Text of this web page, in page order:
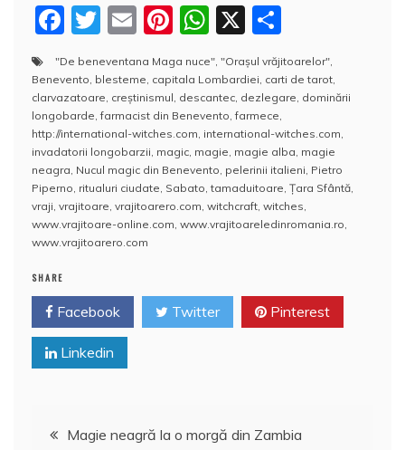
F
a
c
e
b
o
o
k
T
itt
er
E
m
ai
l
Pi
er
e
st
W
h
at
s
A
p
p
X
a
rt
aj
e
a
z
ă
"De beneventana Maga nuce" "Oraşul vrăjitoarelor"
Benevento blesteme capitala Lombardiei carti de tarot
clarvazatoare creştinismul descantec dezlegare dominării
longobarde ,farmacist din Benevento ,farmece
http://international-witches.com international-witches.com
invadatorii longobarzii magic magie magie alba magie
neagra Nucul magic din Benevento pelerinii italieni Pietro
Piperno ritualuri ciudate Sabato ,tamaduitoare Ţara Sfântă
vraji vrajitoare vrajitoarero.com witchcraft witches
www.vrajitoare-online.com www.vrajitoareledinromania.ro
www.vrajitoarero.com
SHARE
Facebook Twitter Pinterest
Linkedin
Navigare
Magie neagră la o morgă din Zambia